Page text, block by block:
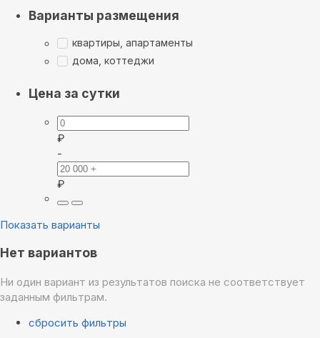
Варианты размещения
квартиры, апартаменты
дома, коттеджи
Цена за сутки
₽
-
₽
Показать варианты
Нет вариантов
Ни один вариант из результатов поиска не соответствует
заданным фильтрам.
сбросить фильтры